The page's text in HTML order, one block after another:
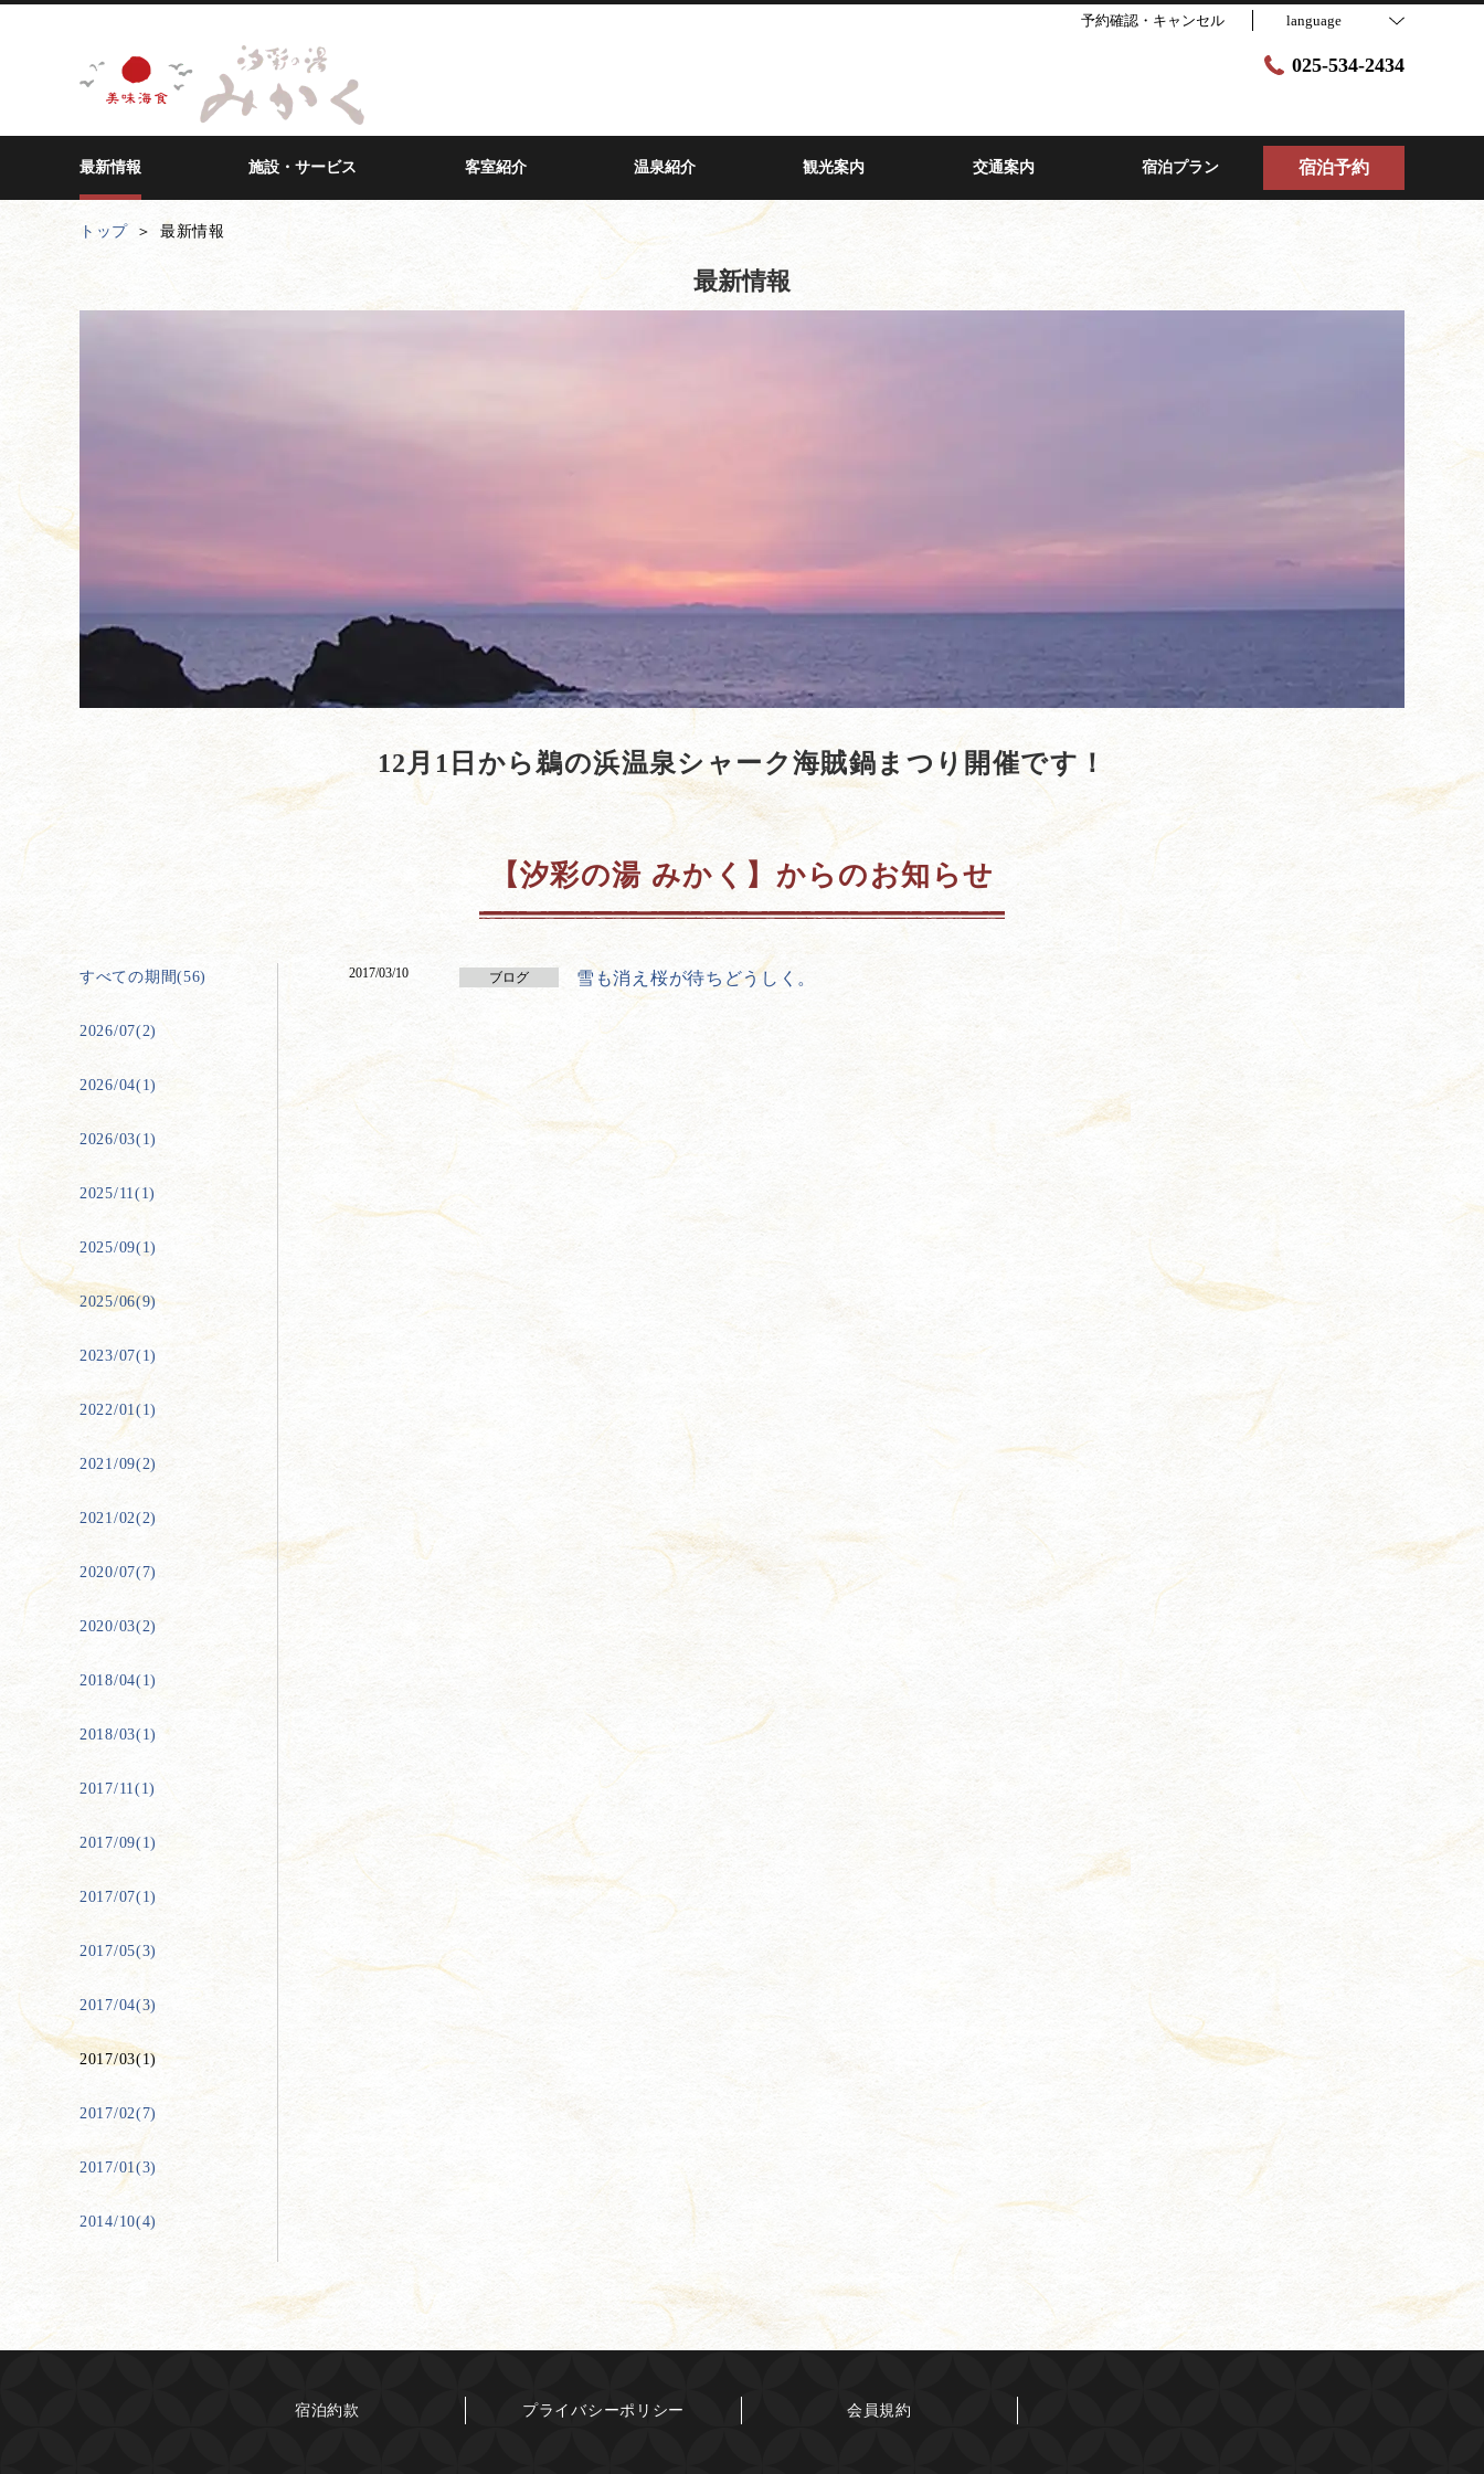
予約確認・キャンセル language
025-534-2434
最新情報 施設・サービス 客室紹介 温泉紹介 観光案内 交通案内 宿泊プラン 宿泊予約
トップ 最新情報
最新情報
12月1日から鵜の浜温泉シャーク海賊鍋まつり開催です！
【汐彩の湯 みかく】からのお知らせ
すべての期間(56)
2026/07(2)
2026/04(1)
2026/03(1)
2025/11(1)
2025/09(1)
2025/06(9)
2023/07(1)
2022/01(1)
2021/09(2)
2021/02(2)
2020/07(7)
2020/03(2)
2018/04(1)
2018/03(1)
2017/11(1)
2017/09(1)
2017/07(1)
2017/05(3)
2017/04(3)
2017/03(1)
2017/02(7)
2017/01(3)
2014/10(4)
2017/03/10 ブログ 雪も消え桜が待ちどうしく。
宿泊約款 プライバシーポリシー 会員規約